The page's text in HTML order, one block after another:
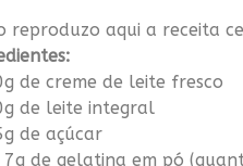
reproduzo aqui a receita
de creme de leite fresco
de leite integral
de açúcar
7g de gelatina em pó